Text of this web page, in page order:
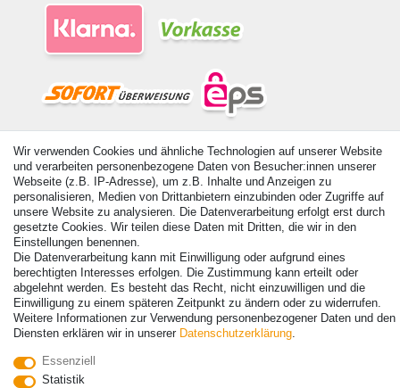
Preisangaben inkl. gesetzl. 19% MwSt. | Grundpreise siehe Artikeldetail | *Gilt für
Lieferungen nach Deutschland!
Vertrag widerrufen Kontakt
Wir verwenden Cookies und ähnliche Technologien auf unserer Website
und verarbeiten personenbezogene Daten von Besucher:innen unserer
Webseite (z.B. IP-Adresse), um z.B. Inhalte und Anzeigen zu
personalisieren, Medien von Drittanbietern einzubinden oder Zugriffe auf
unsere Website zu analysieren. Die Datenverarbeitung erfolgt erst durch
gesetzte Cookies. Wir teilen diese Daten mit Dritten, die wir in den
Einstellungen benennen.
Die Datenverarbeitung kann mit Einwilligung oder aufgrund eines
berechtigten Interesses erfolgen. Die Zustimmung kann erteilt oder
abgelehnt werden. Es besteht das Recht, nicht einzuwilligen und die
Einwilligung zu einem späteren Zeitpunkt zu ändern oder zu widerrufen.
Weitere Informationen zur Verwendung personenbezogener Daten und den
Diensten erklären wir in unserer Daten­schutz­erklärung.
Essenziell
Statistik